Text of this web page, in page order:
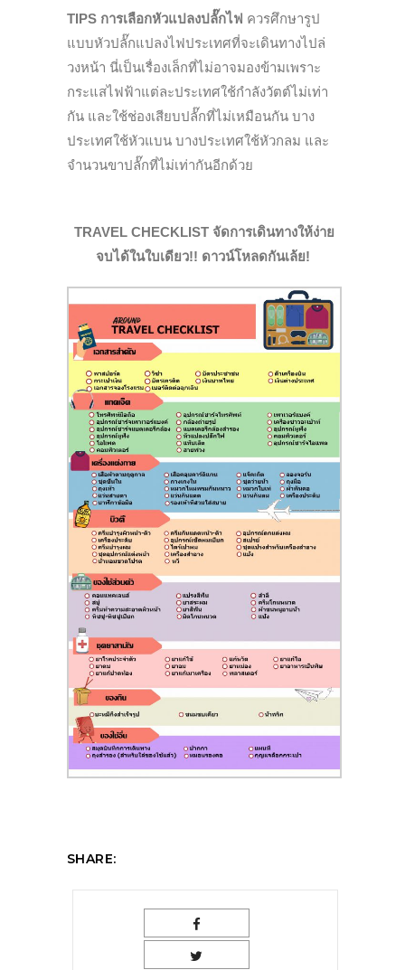
TIPS การเลือกหัวแปลงปลั๊กไฟ ควรศึกษารูป
แบบหัวปลั๊กแปลงไฟประเทศที่จะเดินทางไปล่
วงหน้า นี่เป็นเรื่องเล็กที่ไม่อาจมองข้ามเพราะ
กระแสไฟฟ้าแต่ละประเทศใช้กำลังวัตต์ไม่เท่า
กัน และใช้ช่องเสียบปลั๊กที่ไม่เหมือนกัน บาง
ประเทศใช้หัวแบน บางประเทศใช้หัวกลม และ
จำนวนขาปลั๊กที่ไม่เท่ากันอีกด้วย
TRAVEL CHECKLIST จัดการเดินทางให้ง่าย
จบได้ในใบเดียว!! ดาวน์โหลดกันเล้ย!
SHARE: